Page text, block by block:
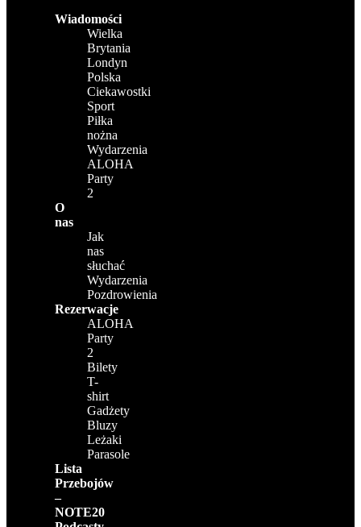
Wiadomości
Wielka
Brytania
Londyn
Polska
Ciekawostki
Sport
Piłka
nożna
Wydarzenia
ALOHA
Party
2
O
nas
Jak
nas
słuchać
Wydarzenia
Pozdrowienia
Rezerwacje
ALOHA
Party
2
Bilety
T-
shirt
Gadżety
Bluzy
Leżaki
Parasole
Lista
Przebojów
–
NOTE20